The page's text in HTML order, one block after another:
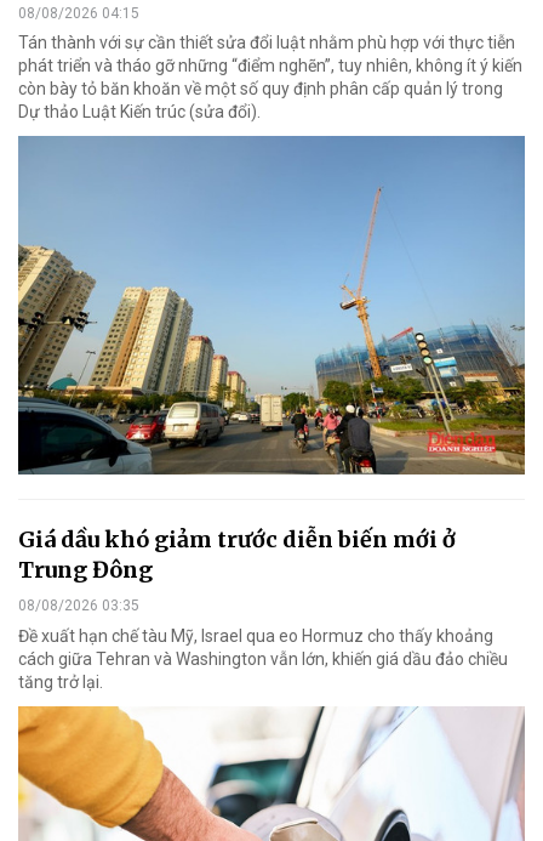
08/08/2026 04:15
Tán thành với sự cần thiết sửa đổi luật nhằm phù hợp với thực tiễn
phát triển và tháo gỡ những “điểm nghẽn”, tuy nhiên, không ít ý kiến
còn bày tỏ băn khoăn về một số quy định phân cấp quản lý trong
Dự thảo Luật Kiến trúc (sửa đổi).
Giá dầu khó giảm trước diễn biến mới ở
Trung Đông
08/08/2026 03:35
Đề xuất hạn chế tàu Mỹ, Israel qua eo Hormuz cho thấy khoảng
cách giữa Tehran và Washington vẫn lớn, khiến giá dầu đảo chiều
tăng trở lại.